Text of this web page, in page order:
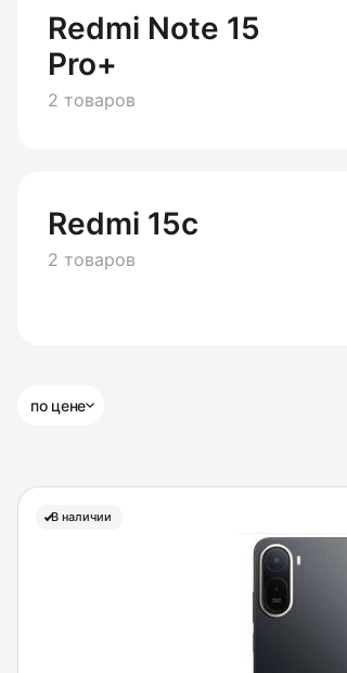
Redmi Note 15
Pro+
2 товаров
Redmi 15c
2 товаров
по цене
В наличии